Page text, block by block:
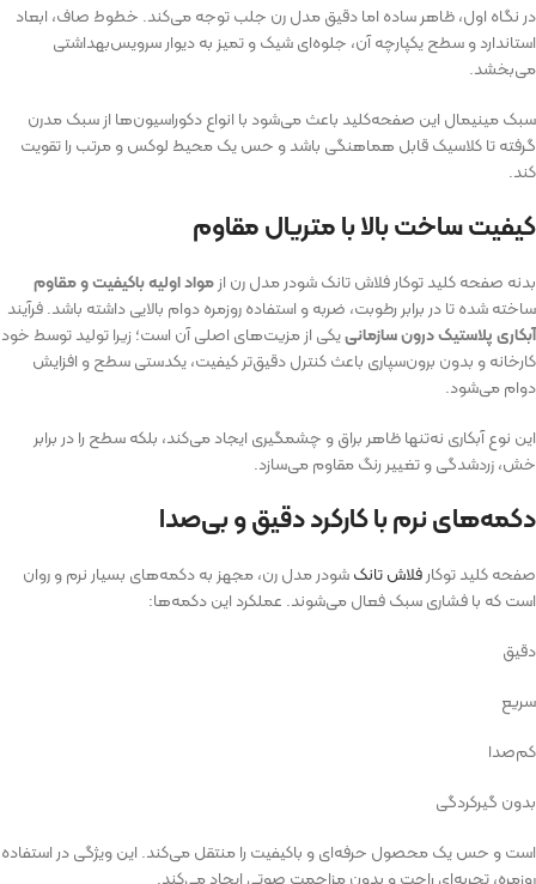
در نگاه اول، ظاهر ساده اما دقیق مدل رن جلب توجه می‌کند. خطوط صاف، ابعاد
استاندارد و سطح یکپارچه آن، جلوه‌ای شیک و تمیز به دیوار سرویس‌بهداشتی
می‌بخشد.
سبک مینیمال این صفحه‌کلید باعث می‌شود با انواع دکوراسیون‌ها از سبک مدرن
گرفته تا کلاسیک قابل هماهنگی باشد و حس یک محیط لوکس و مرتب را تقویت
کند.
کیفیت ساخت بالا با متریال مقاوم
بدنه صفحه کلید توکار فلاش تانک شودر مدل رن ازمواد اولیه باکیفیت و مقاوم
ساخته شده تا در برابر رطوبت، ضربه و استفاده روزمره دوام بالایی داشته باشد. فرآیند
آبکاری پلاستیک درون سازمانییکی از مزیت‌های اصلی آن است؛ زیرا تولید توسط خود
کارخانه و بدون برون‌سپاری باعث کنترل دقیق‌تر کیفیت، یکدستی سطح و افزایش
دوام می‌شود.
این نوع آبکاری نه‌تنها ظاهر براق و چشمگیری ایجاد می‌کند، بلکه سطح را در برابر
خش، زردشدگی و تغییر رنگ مقاوم می‌سازد.
دکمه‌های نرم با کارکرد دقیق و بی‌صدا
صفحه کلید توکارفلاش تانکشودر مدل رن، مجهز به دکمه‌های بسیار نرم و روان
است که با فشاری سبک فعال می‌شوند. عملکرد این دکمه‌ها:
دقیق
سریع
کم‌صدا
بدون گیرکردگی
است و حس یک محصول حرفه‌ای و باکیفیت را منتقل می‌کند. این ویژگی در استفاده
روزمره، تجربه‌ای راحت و بدون مزاحمت صوتی ایجاد می‌کند.